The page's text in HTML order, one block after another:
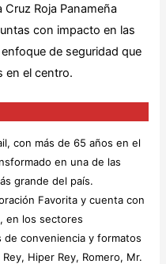
Roja Panameña
con impacto en las
de seguridad que
en el centro.
con más de 65 años en el
en una de las
grande del país.
Favorita y cuenta con
en los sectores
de conveniencia y formatos
Hiper Rey, Romero, Mr.